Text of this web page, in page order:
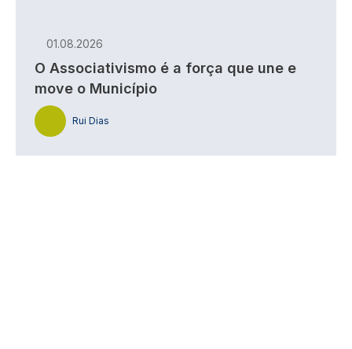
01.08.2026
O Associativismo é a força que une e
move o Município
Rui Dias